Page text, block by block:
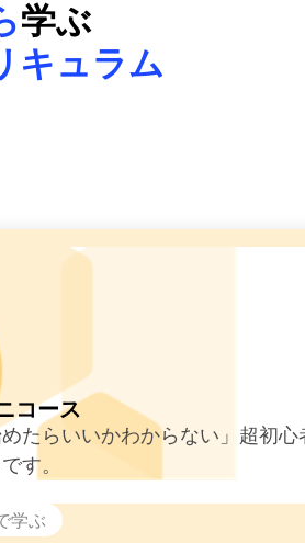
学ぶ
キュラム
コース
たらいいかわからない」超初心
す。
学ぶ